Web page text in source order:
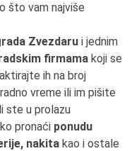
što vam najviše
Zvezdaru i jednim
firmama koji se
ih na broj
vreme ili im pišite
ste u prolazu
pronaći ponudu
nakita kao i ostale